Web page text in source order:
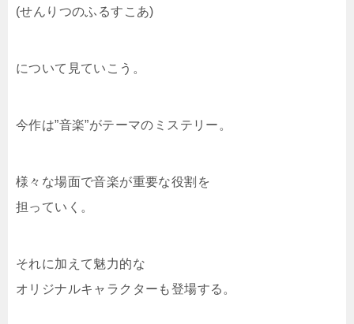
(せんりつのふるすこあ)
について見ていこう。
今作は”音楽”がテーマのミステリー。
様々な場面で音楽が重要な役割を
担っていく。
それに加えて魅力的な
オリジナルキャラクターも登場する。